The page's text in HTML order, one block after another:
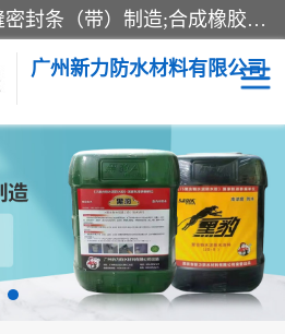
经营范围包括防水嵌缝密封条（带）制造;合成橡胶制造（监控化学品、危险化学品除外）;沥青混合物制造;防水胶粘带制造;其他合成材料制造（监控化学品、危险化学品除外）;涂料制造（监控化学品、危险化学品除外）;建筑结构防水补漏;防水建筑材料制造;粘合剂制造（监控化学品、危险化学品除外）;涂料零售;广州新力防水材料有限公司具有1处分支机构。
广州新力防水材料有限公司
建筑108胶水
自粘卷材